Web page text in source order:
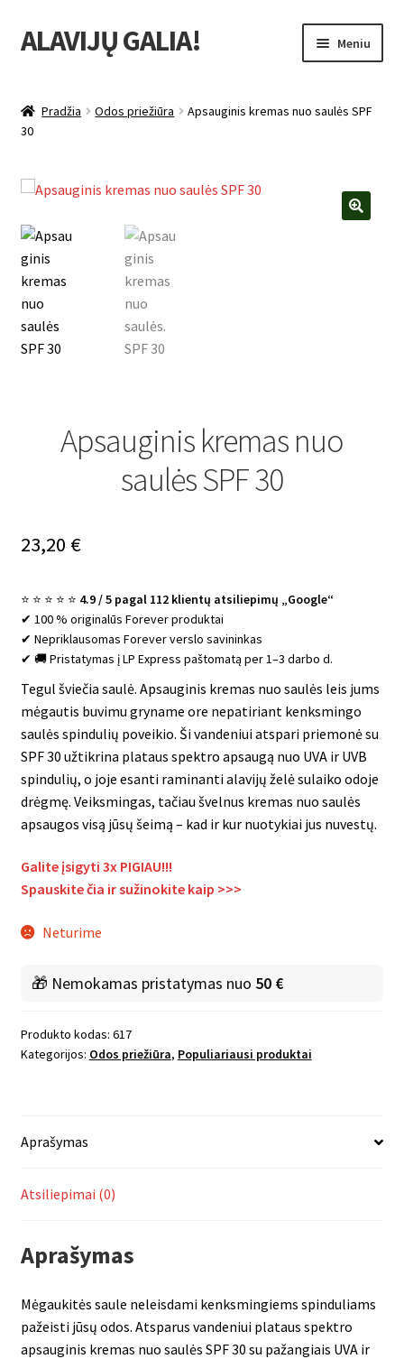
Pereiti
prie
Pereiti
prie
ALAVIJŲ GALIA! Meniu
sub-
Nuolaidos
Uždarbio galimybė
sub-
menu
Forever Living products
Pradžia Odos priežiūra
Apsauginis kremas nuo saulės SPF
30
Apsauginis kremas nuo
saulės SPF 30
23,20 €
⭐ ⭐ ⭐ ⭐ ⭐ 4.9 / 5 pagal 112 klientų atsiliepimų „Google“
✔ 100 % originalūs Forever produktai
✔ Nepriklausomas Forever verslo savininkas
✔ 🚚 Pristatymas į LP Express paštomatą per 1–3 darbo d.
Tegul šviečia saulė. Apsauginis kremas nuo saulės leis jums
mėgautis buvimu gryname ore nepatiriant kenksmingo
saulės spindulių poveikio. Ši vandeniui atspari priemonė su
SPF 30 užtikrina plataus spektro apsaugą nuo UVA ir UVB
spindulių, o joje esanti raminanti alavijų želė sulaiko odoje
drėgmę. Veiksmingas, tačiau švelnus kremas nuo saulės
apsaugos visą jūsų šeimą – kad ir kur nuotykiai jus nuvestų.
Galite įsigyti 3x PIGIAU!!!
Spauskite čia ir sužinokite kaip >>>
Neturime
🎁 Nemokamas pristatymas nuo 50 €
Produkto kodas: 617
Kategorijos: Odos priežiūra, Populiariausi produktai
Aprašymas
Atsiliepimai (0)
Aprašymas
Mėgaukitės saule neleisdami kenksmingiems spinduliams
pažeisti jūsų odos. Atsparus vandeniui plataus spektro
apsauginis kremas nuo saulės SPF 30 su pažangiais UVA ir